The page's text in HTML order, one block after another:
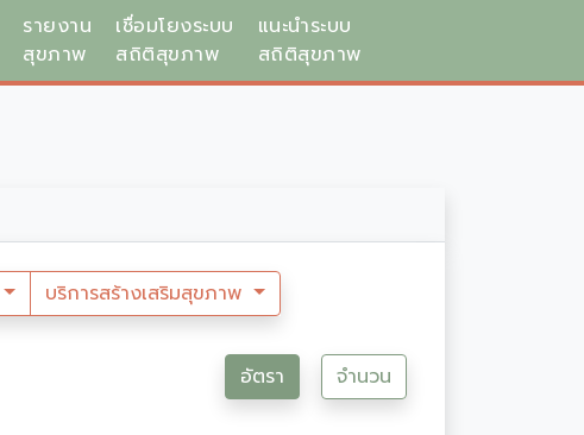
รายงาน
สุขภาพ
เชื่อมโยงระบบ
สถิติสุขภาพ
แนะนำระบบ
สถิติสุขภาพ
บริการสร้างเสริมสุขภาพ
อัตรา จำนวน